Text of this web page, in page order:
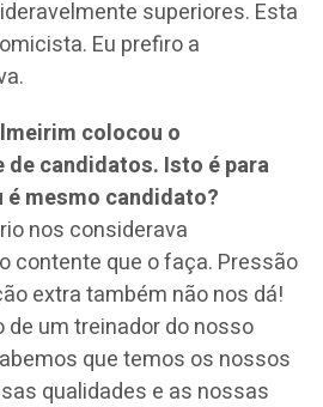
superiores. Esta
Eu prefiro a
colocou o
de candidatos. Isto é para
mesmo candidato?
nos considerava
contente que o faça. Pressão
extra também não nos dá!
de um treinador do nosso
que temos os nossos
qualidades e as nossas